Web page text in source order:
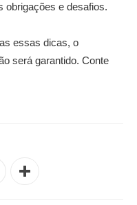
obrigações e desafios.
essas dicas, o
será garantido. Conte